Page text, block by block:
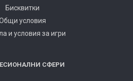
Бисквитки
условия
и условия за игри
СФЕРИ